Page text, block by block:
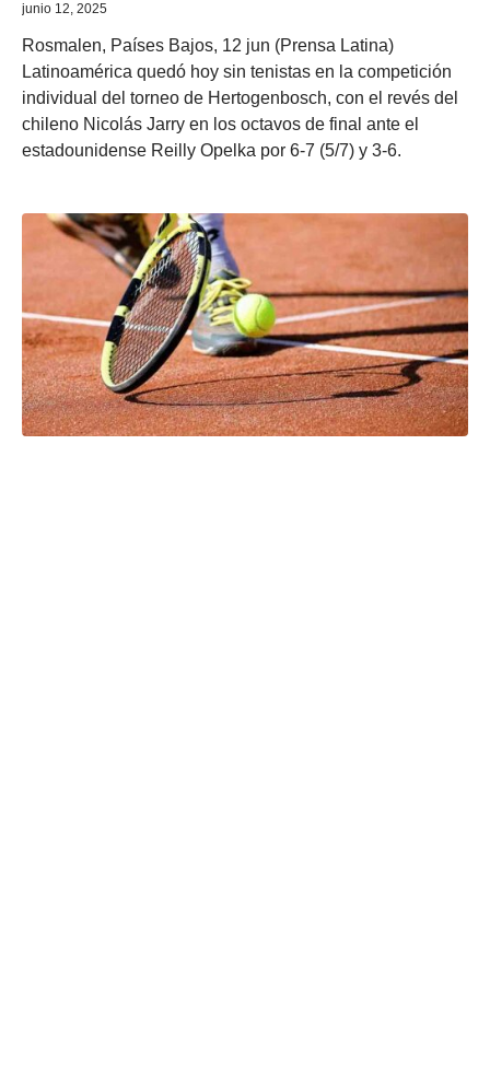
junio 12, 2025
Rosmalen, Países Bajos, 12 jun (Prensa Latina)
Latinoamérica quedó hoy sin tenistas en la competición
individual del torneo de Hertogenbosch, con el revés del
chileno Nicolás Jarry en los octavos de final ante el
estadounidense Reilly Opelka por 6-7 (5/7) y 3-6.